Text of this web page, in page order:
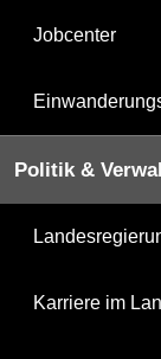
Jobcenter
Politik &
Karriere im